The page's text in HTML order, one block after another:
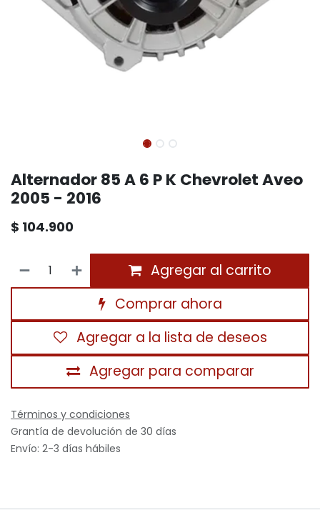
Alternador 85 A 6 P K Chevrolet Aveo
2005 - 2016
$ 104.900
Agregar al carrito
Comprar ahora
Agregar para comparar
Agregar a la lista de deseos
Términos y condiciones
Grantía de devolución de 30 días
Envío: 2-3 días hábiles